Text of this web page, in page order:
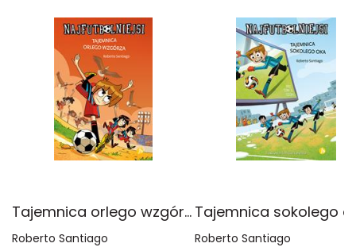
Tajemnica orlego wzgórza. Najfutbolniejsi. Tom 21
Roberto Santiago Roberto Santiago